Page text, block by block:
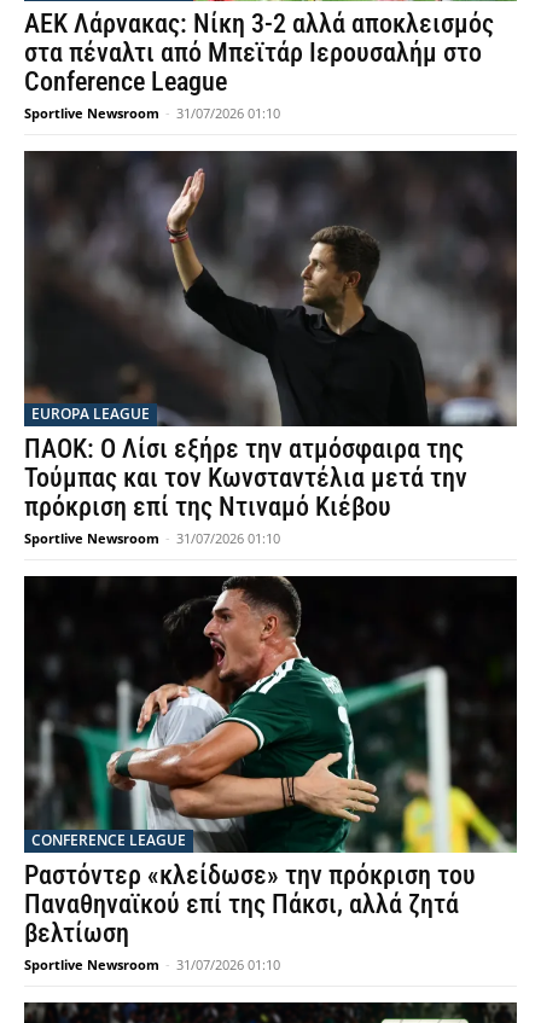
ΑΕΚ Λάρνακας: Νίκη 3-2 αλλά αποκλεισμός
στα πέναλτι από Μπεϊτάρ Ιερουσαλήμ στο
Conference League
Sportlive Newsroom - 31/07/2026 01:10
EUROPA LEAGUE
ΠΑΟΚ: Ο Λίσι εξήρε την ατμόσφαιρα της
Τούμπας και τον Κωνσταντέλια μετά την
πρόκριση επί της Ντιναμό Κιέβου
Sportlive Newsroom - 31/07/2026 01:10
CONFERENCE LEAGUE
Ραστόντερ «κλείδωσε» την πρόκριση του
Παναθηναϊκού επί της Πάκσι, αλλά ζητά
βελτίωση
Sportlive Newsroom - 31/07/2026 01:10